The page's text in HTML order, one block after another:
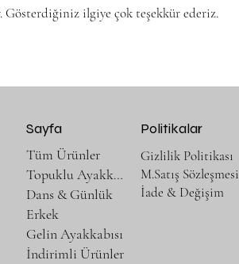
Gösterdiğiniz ilgiye çok teşekkür ederiz.
Sayfa
Tüm Ürünler
Topuklu Ayakkabılar
Dans & Günlük
Erkek
Gelin Ayakkabısı
İndirimli Ürünler
Politikalar
Gizlilik Politikası
M.Satış Sözleşmesi
İade & Değişim